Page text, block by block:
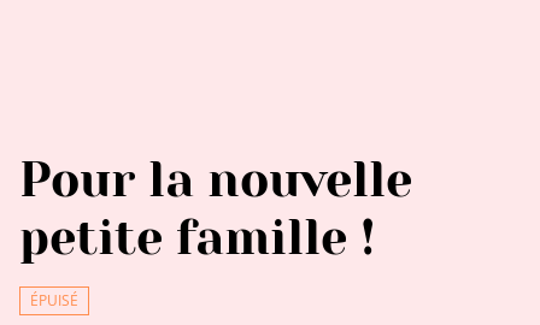
Pour la nouvelle
petite famille !
ÉPUISÉ